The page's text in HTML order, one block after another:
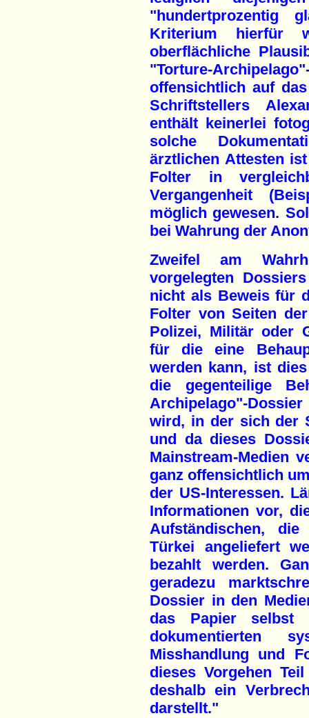
"hundertprozentig
Kriterium hierfür
oberflächliche
"Torture-
offensichtlich auf
Schriftstellers
enthält keinerlei
solche
ärztlichen Attesten
Folter in
Vergangenheit
möglich gewesen.
bei Wahrung der
Zweifel am
vorgelegten
nicht als Beweis für
Folter von Seiten
Polizei, Militär oder
für die eine
werden kann, ist
die gegenteilige
Archipelago"-
wird, in der sich der
und da dieses
Mainstream-Medien
ganz offensichtlich
der US-Interessen.
Informationen vor,
Aufständischen,
Türkei angeliefert
bezahlt werden.
geradezu
Dossier in den
das Papier selbst
dokumentierten
Misshandlung und
dieses Vorgehen
deshalb ein
darstellt."